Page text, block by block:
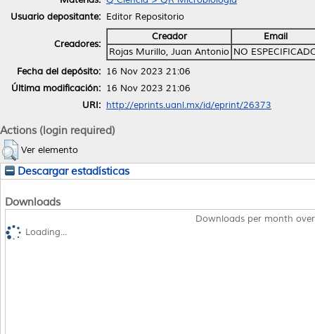
Usuario depositante: Editor Repositorio
Creadores:
Creador
Email
Rojas Murillo, Juan Antonio NO
Fecha del depósito: 16 Nov 2023 21:06
Última modificación: 16 Nov 2023 21:06
URI: http://eprints.uanl.mx/id/eprint/26373
Actions (login required)
Ver elemento
Descargar estadísticas
Downloads
Downloads per month
Loading...